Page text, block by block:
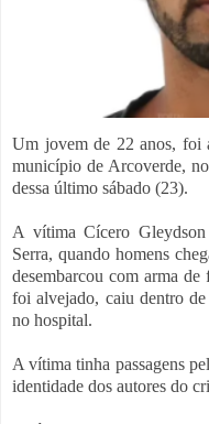
Um jovem de 22 anos, foi
município de Arcoverde,
dessa último sábado (23).
A vítima Cícero
Serra, quando homens
desembarcou com arma
foi alvejado, caiu dentro
no hospital.
A vítima tinha passagens
identidade dos autores do